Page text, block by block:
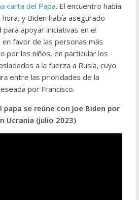
carta del Papa. El encuentro había
y Biden había asegurado
para apoyar iniciativas en el
favor de las personas más
por los niños, en particular los
a la fuerza a Rusia, cuyo
entre las prioridades de la
por Francisco.
papa se reúne con Joe Biden por
Ucrania (julio 2023)